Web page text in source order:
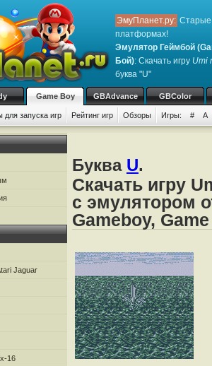
ЭмуПланет.ру: Старые
платформах!
Эмулятор Геймбой
Бой): Скачать игру Umi
буква "U"
Game Boy GBAdvance GBColor
запуска игр Рейтинг игр Обзоры Игры: # A
Jaguar
16
Буква U.
Скачать игру
с эмулятором
Gameboy,